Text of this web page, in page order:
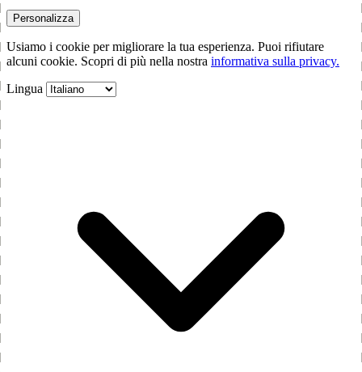
Personalizza
Usiamo i cookie per migliorare la tua esperienza. Puoi rifiutare
alcuni cookie. Scopri di più nella nostra informativa sulla privacy.
Lingua